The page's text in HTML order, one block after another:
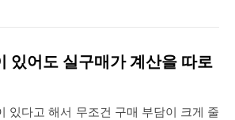
있어도 실구매가 계산을 따로
있다고 해서 무조건 구매 부담이 크게 줄